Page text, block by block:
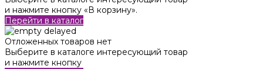
и нажмите кнопку «В корзину».
Перейти в каталог
Отложенных товаров нет
Выберите в каталоге интересующий товар
и нажмите кнопку